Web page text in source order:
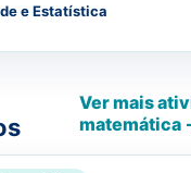
e Estatística
Ver mais
matemática